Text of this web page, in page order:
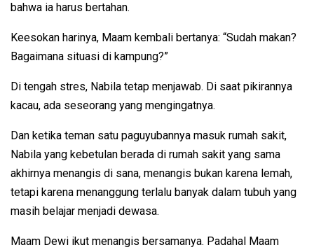
bahwa ia harus bertahan.
Keesokan harinya, Maam kembali bertanya: “Sudah makan?
Bagaimana situasi di kampung?”
Di tengah stres, Nabila tetap menjawab. Di saat pikirannya
kacau, ada seseorang yang mengingatnya.
Dan ketika teman satu paguyubannya masuk rumah sakit,
Nabila yang kebetulan berada di rumah sakit yang sama
akhirnya menangis di sana, menangis bukan karena lemah,
tetapi karena menanggung terlalu banyak dalam tubuh yang
masih belajar menjadi dewasa.
Maam Dewi ikut menangis bersamanya. Padahal Maam